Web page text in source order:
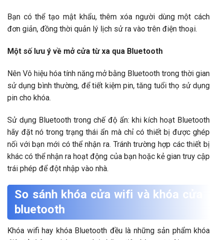
Bạn có thể tạo mật khẩu, thêm xóa người dùng một cách
đơn giản, đồng thời quản lý lịch sử ra vào trên điện thoại.
Một số lưu ý về mở cửa từ xa qua Bluetooth
Nên Vô hiệu hóa tính năng mở bằng Bluetooth trong thời gian
sử dụng bình thường, để tiết kiệm pin, tăng tuổi thọ sử dụng
pin cho khóa.
Sử dụng Bluetooth trong chế độ ẩn: khi kích hoạt Bluetooth
hãy đặt nó trong trạng thái ẩn mà chỉ có thiết bị được ghép
nối với bạn mới có thể nhận ra. Tránh trường hợp các thiết bị
khác có thể nhận ra hoạt động của bạn hoặc kẻ gian truy cập
trái phép để đột nhập vào nhà.
So sánh khóa cửa wifi và khóa cửa
bluetooth
Khóa wifi hay khóa Bluetooth đều là những sản phẩm khóa